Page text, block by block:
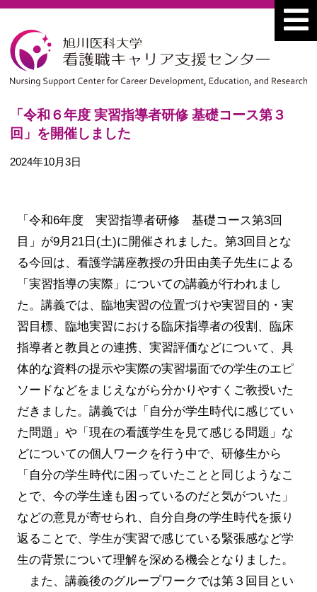
「令和６年度 実習指導者研修 基礎コース第３
回」を開催しました
2024年10月3日
「令和6年度 実習指導者研修 基礎コース第3回
目」が9月21日(土)に開催されました。第3回目とな
る今回は、看護学講座教授の升田由美子先生による
「実習指導の実際」についての講義が行われまし
た。講義では、臨地実習の位置づけや実習目的・実
習目標、臨地実習における臨床指導者の役割、臨床
指導者と教員との連携、実習評価などについて、具
体的な資料の提示や実際の実習場面での学生のエピ
ソードなどをまじえながら分かりやすくご教授いた
だきました。講義では「自分が学生時代に感じてい
た問題」や「現在の看護学生を見て感じる問題」な
どについての個人ワークを行う中で、研修生から
「自分の学生時代に困っていたことと同じようなこ
とで、今の学生達も困っているのだと気がついた」
などの意見が寄せられ、自分自身の学生時代を振り
返ることで、学生が実習で感じている緊張感など学
生の背景について理解を深める機会となりました。
また、講義後のグループワークでは第３回目とい